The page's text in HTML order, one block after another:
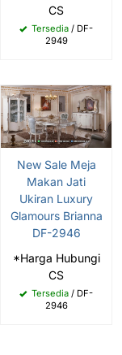
CS
Tersedia / DF-
2949
New Sale Meja
Makan Jati
Ukiran Luxury
Glamours Brianna
DF-2946
*Harga Hubungi
CS
Tersedia / DF-
2946